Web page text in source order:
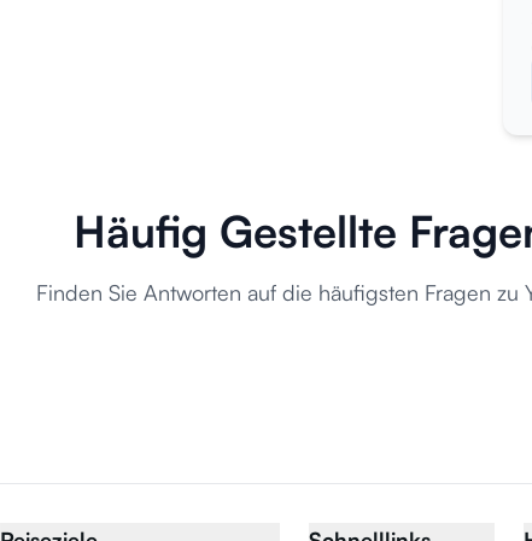
Häufig Gestellte
Finden Sie Antworten auf die häufigsten Fragen zu